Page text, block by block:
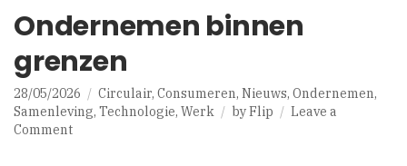
Ondernemen binnen
grenzen
28/05/2026 Circulair, Consumeren, Nieuws, Ondernemen,
Samenleving, Technologie, Werk byFlip
Leave a
Commenton